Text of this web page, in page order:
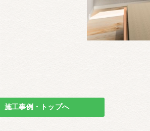
施工事例・トップへ